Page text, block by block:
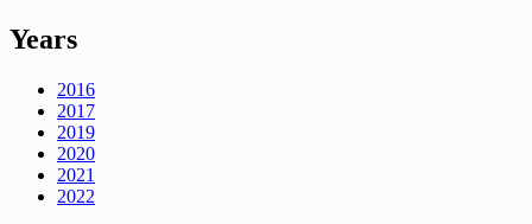
Years
2016
2017
2019
2020
2021
2022